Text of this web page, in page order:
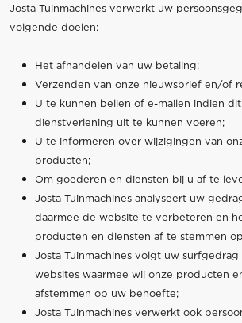
Josta Tuinmachines verwerkt uw
volgende doelen:
Het afhandelen van uw betaling;
Verzenden van onze nieuwsbrief en/of
U te kunnen bellen of e-mailen indien
dienstverlening uit te kunnen voeren;
U te informeren over wijzigingen van
producten;
Om goederen en diensten bij u af te
Josta Tuinmachines analyseert uw
daarmee de website te verbeteren en
producten en diensten af te stemmen
Josta Tuinmachines volgt uw
websites waarmee wij onze producten
afstemmen op uw behoefte;
Josta Tuinmachines verwerkt ook